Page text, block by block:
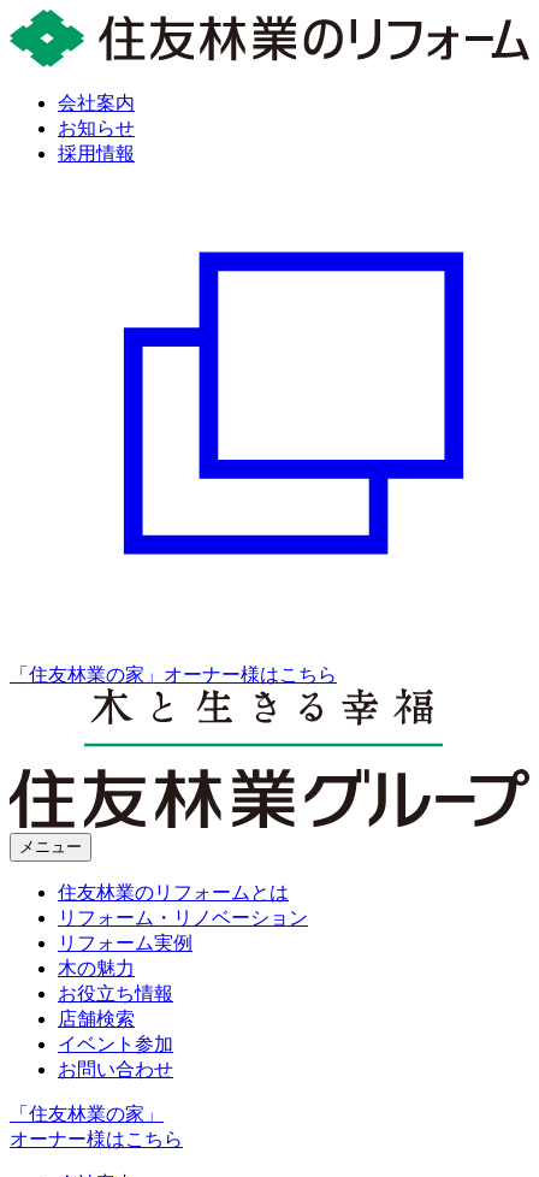
会社案内
お知らせ
採用情報
「住友林業の家」オーナー様はこちら
メニュー
住友林業のリフォームとは
リフォーム・リノベーション
リフォーム実例
木の魅力
お役立ち情報
店舗検索
イベント参加
お問い合わせ
「住友林業の家」
オーナー様はこちら